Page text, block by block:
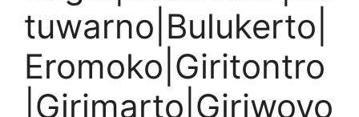
tuwarno|Bulukerto|
Eromoko|Giritontro
|Girimarto|Giriwoyo